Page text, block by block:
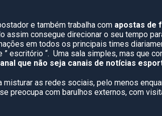
e também trabalha com apostas de
assim consegue direcionar o seu tempo
em todos os principais times
” escritório “. Uma sala simples, mas que
que não seja canais de notícias
misturar as redes sociais, pelo menos
preocupa com barulhos externos, com